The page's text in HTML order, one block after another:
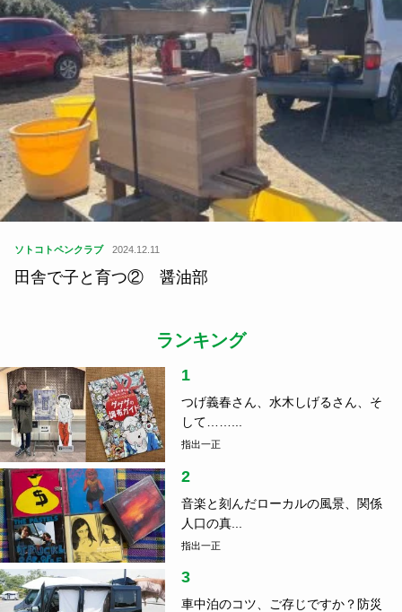
ソトコトペンクラブ 2024.12.11
田舎で子と育つ② 醤油部
ランキング
1
つげ義春さん、水木しげるさん、そ
して……...
指出一正
2
音楽と刻んだローカルの風景、関係
人口の真...
指出一正
3
車中泊のコツ、ご存じですか？防災